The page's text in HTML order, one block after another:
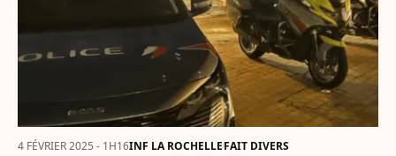
4 FÉVRIER 2025 - 1H16INF LA ROCHELLEFAIT DIVERS